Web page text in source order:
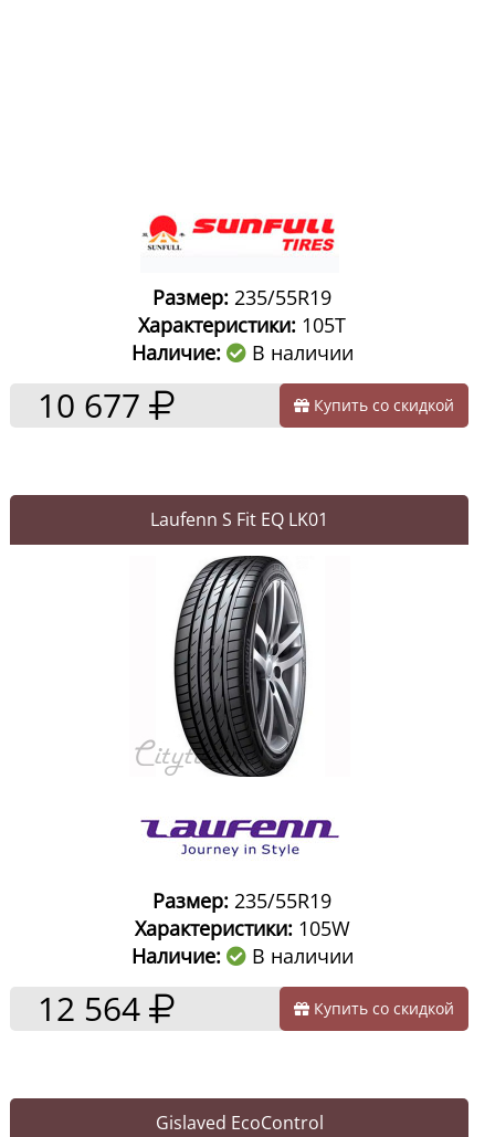
Размер: 235/55R19
Характеристики: 105T
Наличие:
В наличии
10 677 Купить со скидкой
Laufenn S Fit EQ LK01
Размер: 235/55R19
Характеристики:105W
Наличие:
В наличии
12 564 Купить со скидкой
Gislaved EcoControl